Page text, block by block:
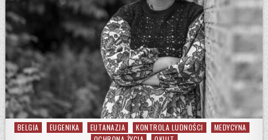
Posted in
BELGIA EUGENIKA EUTANAZJA KONTROLA LUDNOŚCI
MEDYCYNA